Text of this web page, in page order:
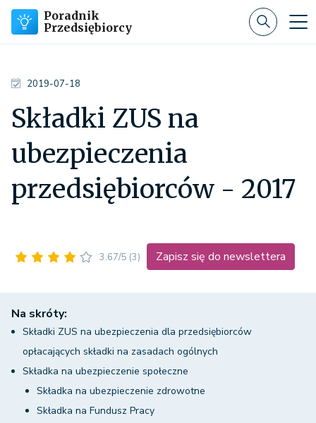
Poradnik
Przedsiębiorcy
2019-07-18
Składki ZUS na
ubezpieczenia
przedsiębiorców - 2017
3.67/5 (3) Zapisz się do newslettera
Na skróty:
Składki ZUS na ubezpieczenia dla przedsiębiorców
opłacających składki na zasadach ogólnych
Składka na ubezpieczenie społeczne
Składka na ubezpieczenie zdrowotne
Składka na Fundusz Pracy